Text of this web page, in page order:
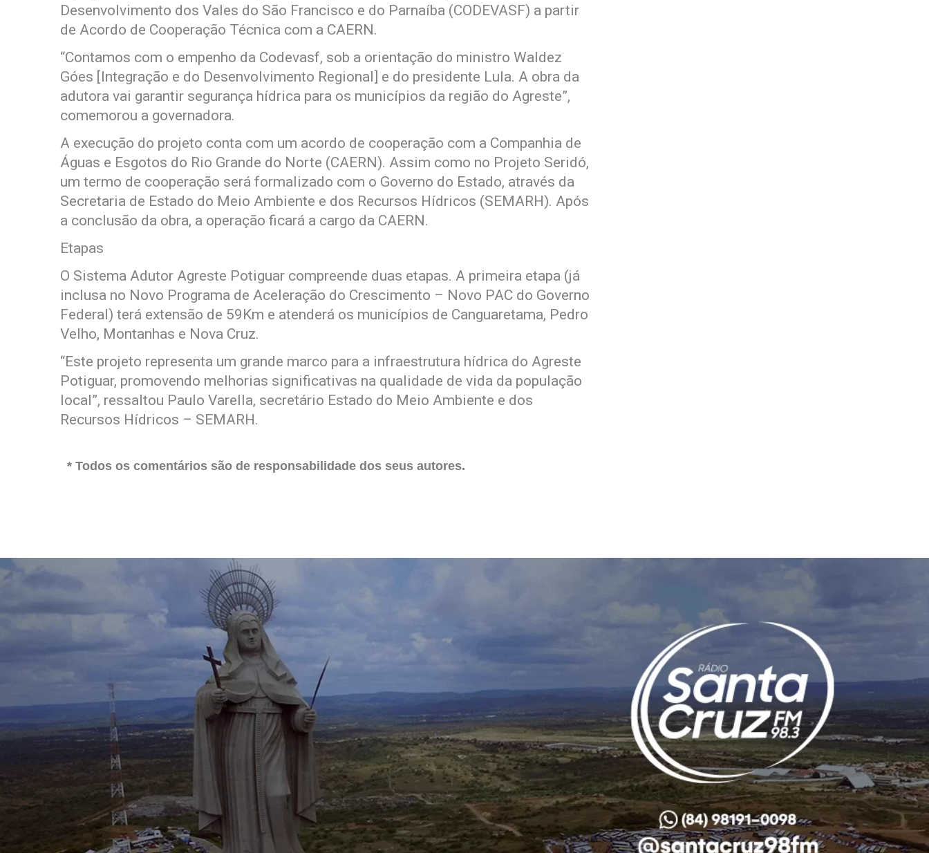
Desenvolvimento dos Vales do São Francisco e do Parnaíba (CODEVASF) a partir
de Acordo de Cooperação Técnica com a CAERN.
“Contamos com o empenho da Codevasf, sob a orientação do ministro Waldez
Góes [Integração e do Desenvolvimento Regional] e do presidente Lula. A obra da
adutora vai garantir segurança hídrica para os municípios da região do Agreste”,
comemorou a governadora.
A execução do projeto conta com um acordo de cooperação com a Companhia de
Águas e Esgotos do Rio Grande do Norte (CAERN). Assim como no Projeto Seridó,
um termo de cooperação será formalizado com o Governo do Estado, através da
Secretaria de Estado do Meio Ambiente e dos Recursos Hídricos (SEMARH). Após
a conclusão da obra, a operação ficará a cargo da CAERN.
Etapas
O Sistema Adutor Agreste Potiguar compreende duas etapas. A primeira etapa (já
inclusa no Novo Programa de Aceleração do Crescimento – Novo PAC do Governo
Federal) terá extensão de 59Km e atenderá os municípios de Canguaretama, Pedro
Velho, Montanhas e Nova Cruz.
“Este projeto representa um grande marco para a infraestrutura hídrica do Agreste
Potiguar, promovendo melhorias significativas na qualidade de vida da população
local”, ressaltou Paulo Varella, secretário Estado do Meio Ambiente e dos
Recursos Hídricos – SEMARH.
* Todos os comentários são de responsabilidade dos seus autores.